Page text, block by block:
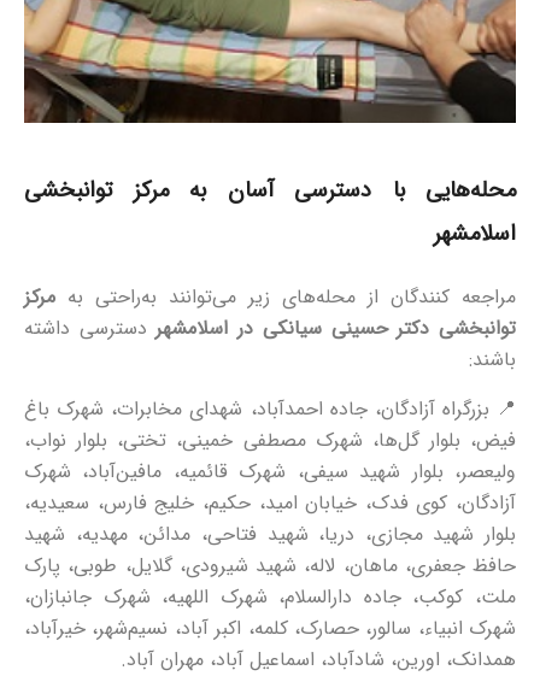
محله‌هایی با دسترسی آسان به مرکز توانبخشی
اسلامشهر
مراجعه‌ کنندگان از محله‌های زیر می‌توانند به‌راحتی به مرکز
توانبخشی دکتر حسینی سیانکی در اسلامشهر دسترسی داشته
باشند:
📍 بزرگراه آزادگان، جاده احمدآباد، شهدای مخابرات، شهرک باغ
فیض، بلوار گل‌ها، شهرک مصطفی خمینی، تختی، بلوار نواب،
ولیعصر، بلوار شهید سیفی، شهرک قائمیه، مافین‌آباد، شهرک
آزادگان، کوی فدک، خیابان امید، حکیم، خلیج فارس، سعیدیه،
بلوار شهید مجازی، دریا، شهید فتاحی، مدائن، مهدیه، شهید
حافظ جعفری، ماهان، لاله، شهید شیرودی، گلایل، طوبی، پارک
ملت، کوکب، جاده دارالسلام، شهرک اللهیه، شهرک جانبازان،
شهرک انبیاء، سالور، حصارک، کلمه، اکبر آباد، نسیم‌شهر، خیرآباد،
همدانک، اورین، شادآباد، اسماعیل‌ آباد، مهران‌ آباد.